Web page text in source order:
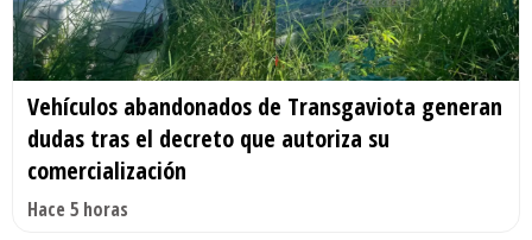
Vehículos abandonados de Transgaviota generan
dudas tras el decreto que autoriza su
comercialización
Hace 5 horas